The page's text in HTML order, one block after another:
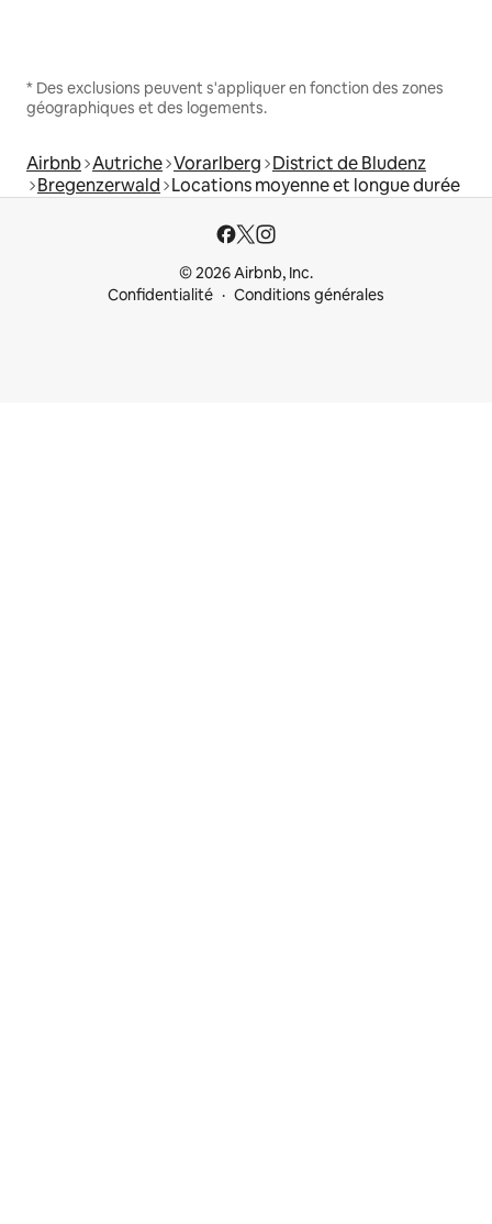
* Des exclusions peuvent s'appliquer en fonction des zones
géographiques et des logements.
Airbnb Autriche Vorarlberg District de Bludenz
Bregenzerwald Locations moyenne et longue durée
© 2026 Airbnb, Inc.
Confidentialité
Conditions générales